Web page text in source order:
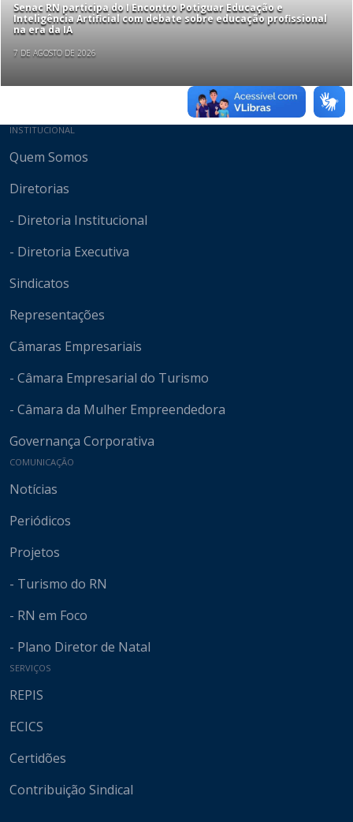
Senac RN participa do I Encontro Potiguar Educação e
Inteligência Artificial com debate sobre educação profissional
na era da IA
7 DE AGOSTO DE 2026
Mapa do site
INSTITUCIONAL
Quem Somos
Diretorias
- Diretoria Institucional
- Diretoria Executiva
Sindicatos
Representações
Câmaras Empresariais
- Câmara Empresarial do Turismo
- Câmara da Mulher Empreendedora
Governança Corporativa
COMUNICAÇÃO
Notícias
Periódicos
Projetos
- Turismo do RN
- RN em Foco
- Plano Diretor de Natal
SERVIÇOS
REPIS
ECICS
Certidões
Contribuição Sindical